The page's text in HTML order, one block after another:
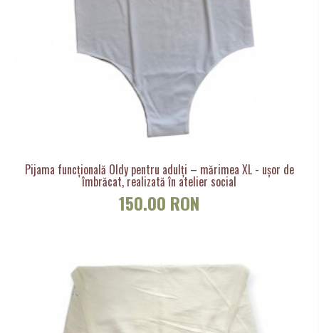
Pijama funcțională Oldy pentru adulți – mărimea XL - ușor de
îmbrăcat, realizată în atelier social
150.00 RON